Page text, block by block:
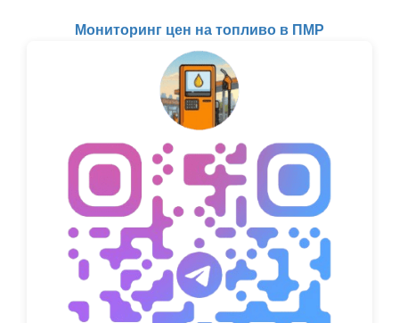
Мониторинг цен на топливо в ПМР